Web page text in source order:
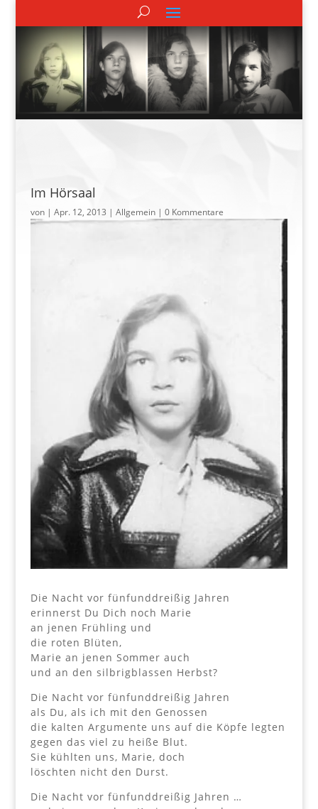
Im Hörsaal
von | Apr. 12, 2013 | Allgemein | 0 Kommentare
Die Nacht vor fünfunddreißig Jahren
erinnerst Du Dich noch Marie
an jenen Frühling und
die roten Blüten,
Marie an jenen Sommer auch
und an den silbrigblassen Herbst?
Die Nacht vor fünfunddreißig Jahren
als Du, als ich mit den Genossen
die kalten Argumente uns auf die Köpfe legten
gegen das viel zu heiße Blut.
Sie kühlten uns, Marie, doch
löschten nicht den Durst.
Die Nacht vor fünfunddreißig Jahren …